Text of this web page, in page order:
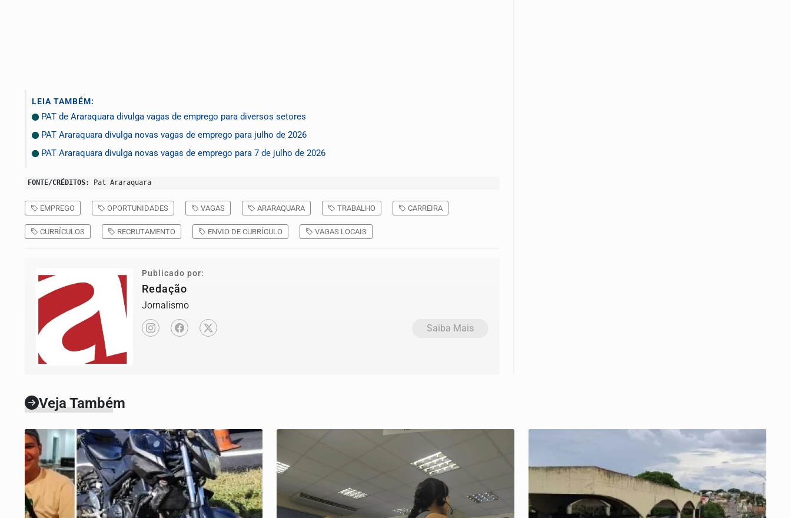
LEIA TAMBÉM:
PAT de Araraquara divulga vagas de emprego para diversos setores
PAT Araraquara divulga novas vagas de emprego para julho de 2026
PAT Araraquara divulga novas vagas de emprego para 7 de julho de 2026
FONTE/CRÉDITOS: Pat Araraquara
EMPREGO OPORTUNIDADES VAGAS ARARAQUARA TRABALHO CARREIRA
CURRÍCULOS RECRUTAMENTO ENVIO DE CURRÍCULO VAGAS LOCAIS
Publicado por:
Redação
Jornalismo
Saiba Mais
Veja Também